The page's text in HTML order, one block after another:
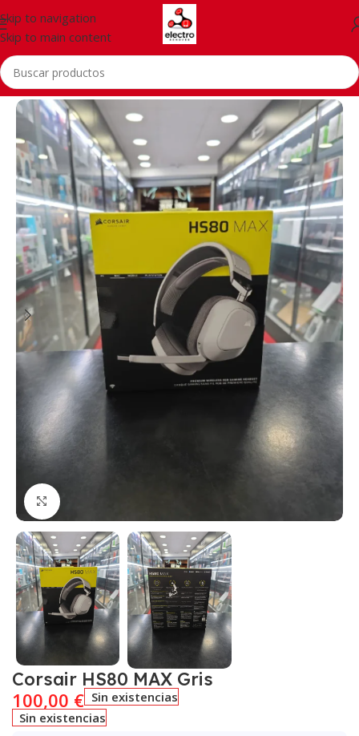
Skip to navigation
Skip to main content
Inicio/Accessorios/Auriculares
Click to enlarge
Corsair HS80 MAX Gris
100,00 € Sin existencias
Sin existencias